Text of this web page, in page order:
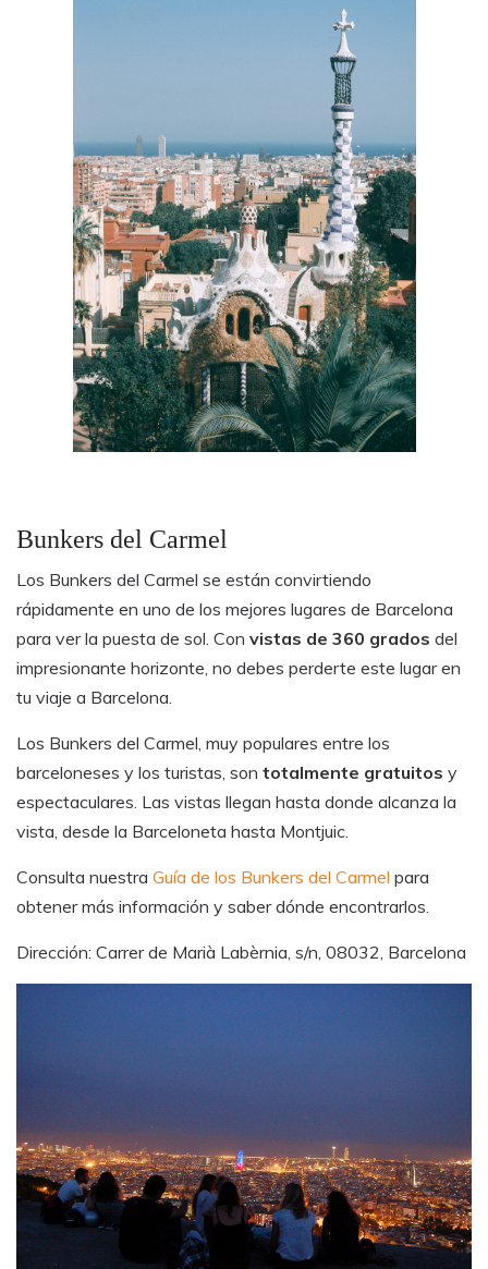
Bunkers del Carmel
Los Bunkers del Carmel se están convirtiendo
rápidamente en uno de los mejores lugares de Barcelona
para ver la puesta de sol. Con vistas de 360 grados del
impresionante horizonte, no debes perderte este lugar en
tu viaje a Barcelona.
Los Bunkers del Carmel, muy populares entre los
barceloneses y los turistas, son totalmente gratuitos y
espectaculares. Las vistas llegan hasta donde alcanza la
vista, desde la Barceloneta hasta Montjuic.
Consulta nuestra Guía de los Bunkers del Carmel para
obtener más información y saber dónde encontrarlos.
Dirección: Carrer de Marià Labèrnia, s/n, 08032, Barcelona